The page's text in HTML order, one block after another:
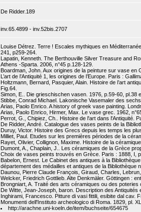
De Ridder.189
inv.65.4899 - inv.52bis.2707
Louise Détrez. Terre ! Escales mythiques en
241, p259-264.
Lapatin, Kenneth. The Berthouville Silver Treasure and
Athens -Sparta. 2006, n°45 p.128-129.
Boardman, John. Aux origines de la peinture sur vase
L’art de l’Antiquité 1, les origines de l’Europe. Paris :
Holtzmann, Bernard, Pasquier, Alain. Histoire de l’art
Fig.64.
Simon, E.. Die grieschischen vasen. 1976, p.59-60, pl.38
Stibbe, Conrad Michael. Lakonische Vasemaler des
Arias, Paolo Enrico. A history of greek vase painting.
Arias, Paolo Enrico, Hirmer, Max. Le vase grec. 1962,
Perrot, G., Chipiez, Ch.. Histoire de l'art dans l'Antiquité.
De Ridder, André. Catalogue des vases peints de la
Duruy, Victor. Histoire des Grecs depuis les temps les
Milliet, Paul. Etudes sur les premières périodes de la
Rayet, Olivier, Collignon, Maxime. Histoire de la
Dumont, A., Chaplain, J.. Les céramiques de la Grèce
Choix de vases peints trouvés en Grèce. Paris : 1888, I,
Babelon, Ernest. Le Cabinet des antiques à la
département des médailles et antiques de la Bibliothèque
Daunou, Pierre Claude François, Giraud, Charles,
Welcker, Friedrich Gottlieb. Alte Denkmäler. Göttingen :
Brongniart, A. Traité des arts céramiques ou des
De Witte, Jean-Joseph, baron. Description des
Inghirami, Francesco. Pitture di vasi fittili, esibite dal cav.
Monumenti dell'Instituto archeologico di Roma. 1829, pl.
http://arachne.uni-koeln.de/item/buchseite/654675